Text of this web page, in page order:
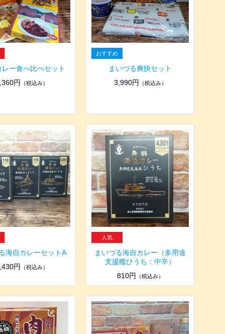
ー食べ比べセット
円
（税込み）
まいづる爽快セット
3,990円
（税込み）
海自カレーセットA
円
（税込み）
まいづる海自カレー（多用途
支援艦ひうち：中辛）
810円
（税込み）